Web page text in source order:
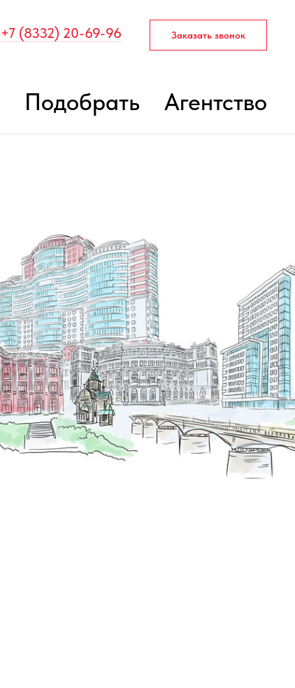
+7 (8332) 20-69-96 Заказать звонок
Подобрать Агентство